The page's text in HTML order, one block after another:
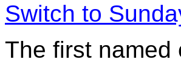
Switch to
The first